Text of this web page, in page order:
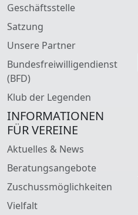
Geschäftsstelle
Satzung
Unsere Partner
Bundesfreiwilligendienst
(BFD)
Klub der Legenden
INFORMATIONEN
FÜR VEREINE
Aktuelles & News
Beratungsangebote
Zuschussmöglichkeiten
Vielfalt